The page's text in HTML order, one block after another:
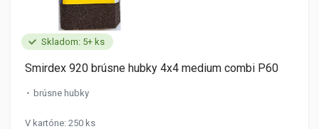
Skladom: 5+ ks
Smirdex 920 brúsne hubky 4x4 medium combi P60
brúsne hubky
V kartóne: 250 ks